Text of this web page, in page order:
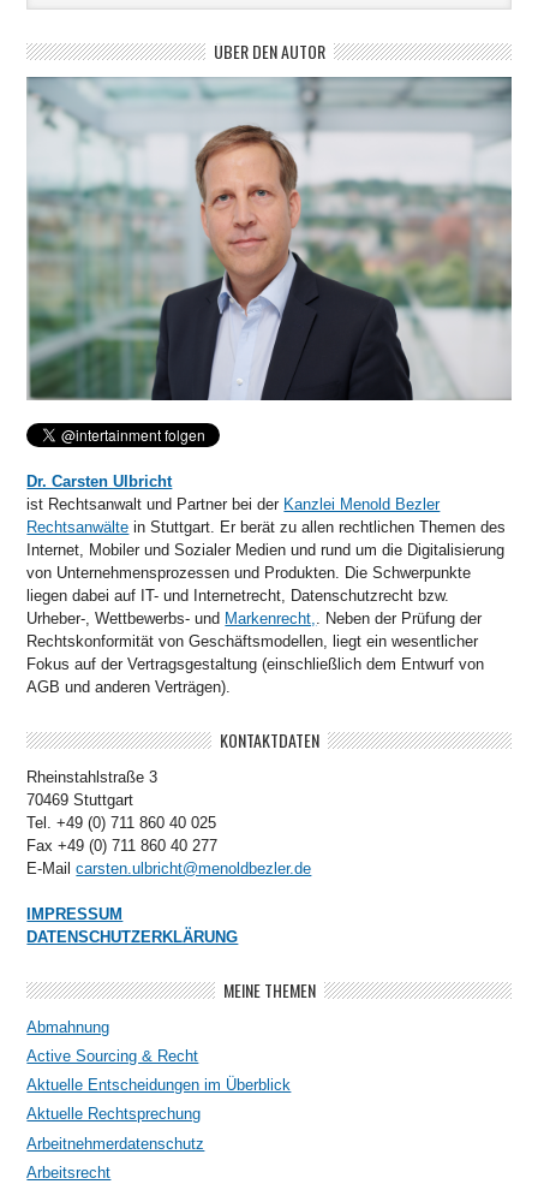
ÜBER DEN AUTOR
Dr. Carsten Ulbricht
ist Rechtsanwalt und Partner bei der Kanzlei Menold Bezler
Rechtsanwälte in Stuttgart. Er berät zu allen rechtlichen Themen des
Internet, Mobiler und Sozialer Medien und rund um die Digitalisierung
von Unternehmensprozessen und Produkten. Die Schwerpunkte
liegen dabei auf IT- und Internetrecht, Datenschutzrecht bzw.
Urheber-, Wettbewerbs- und Markenrecht,
. Neben der Prüfung der
Rechtskonformität von Geschäftsmodellen, liegt ein wesentlicher
Fokus auf der Vertragsgestaltung (einschließlich dem Entwurf von
AGB und anderen Verträgen).
KONTAKTDATEN
Rheinstahlstraße 3
70469 Stuttgart
Tel. +49 (0) 711 860 40 025
Fax +49 (0) 711 860 40 277
E-Mailcarsten.ulbricht@menoldbezler.de
IMPRESSUM
DATENSCHUTZERKLÄRUNG
MEINE THEMEN
Abmahnung
Active Sourcing & Recht
Aktuelle Entscheidungen im Überblick
Aktuelle Rechtsprechung
Arbeitnehmerdatenschutz
Arbeitsrecht